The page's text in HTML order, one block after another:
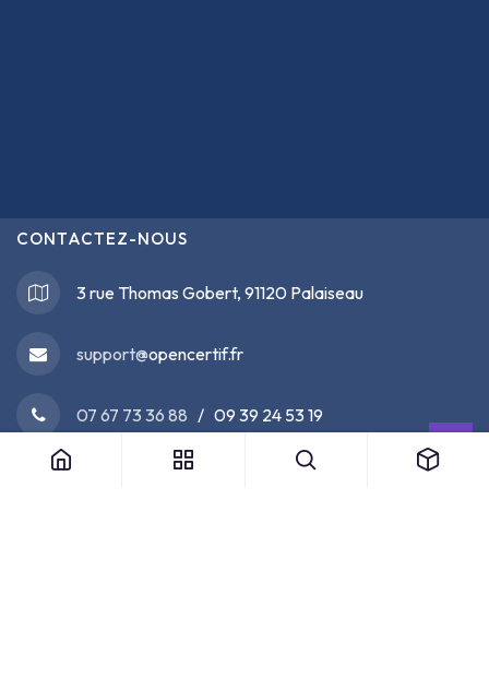
CONTACTEZ-NOUS
3 rue Thomas Gobert, 91120 Palaiseau
support@opencertif.fr
07 67 73 36 88 / 09 39 24 53 19